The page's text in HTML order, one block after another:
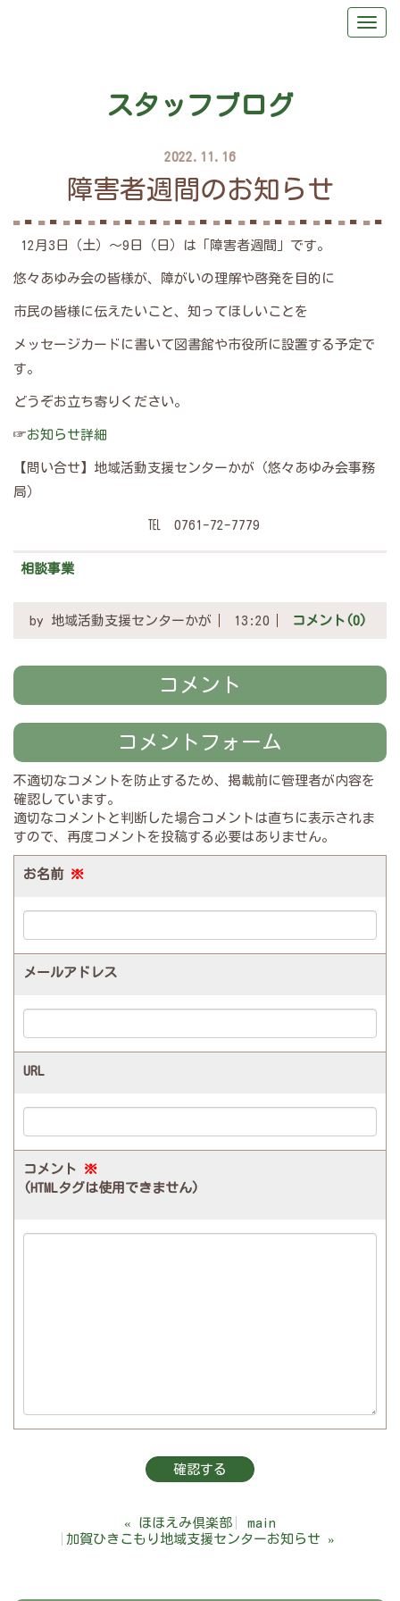
スタッフブログ
2022.11.16
障害者週間のお知らせ
12月3日（土）～9日（日）は「障害者週間」です。
悠々あゆみ会の皆様が、障がいの理解や啓発を目的に
市民の皆様に伝えたいこと、知ってほしいことを
メッセージカードに書いて図書館や市役所に設置する予定で
す。
どうぞお立ち寄りください。
☞お知らせ詳細
【問い合せ】地域活動支援センターかが（悠々あゆみ会事務
局）
℡ 0761-72-7779
相談事業
by 地域活動支援センターかが 13:20 コメント(0)
コメント
コメントフォーム
不適切なコメントを防止するため、掲載前に管理者が内容を
確認しています。
適切なコメントと判断した場合コメントは直ちに表示されま
すので、再度コメントを投稿する必要はありません。
お名前 ※
メールアドレス
URL
コメント ※
(HTMLタグは使用できません)
« ほほえみ倶楽部
main
加賀ひきこもり地域支援センターお知らせ »